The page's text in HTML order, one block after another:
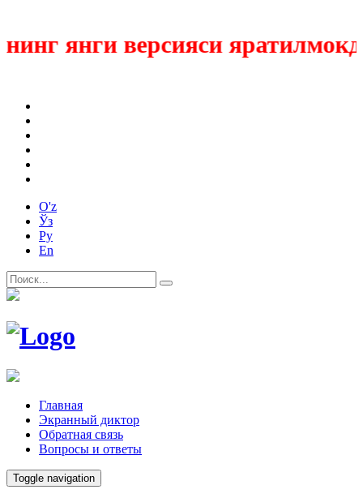
янги версияси яратилмокда
O'z
Ўз
Ру
En
Главная
Экранный диктор
Обратная связь
Вопросы и ответы
Toggle navigation